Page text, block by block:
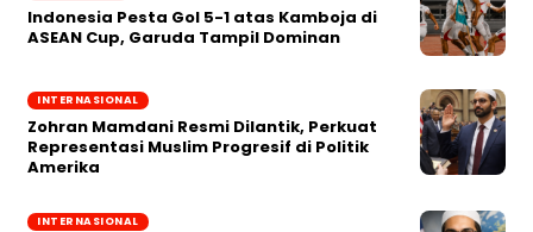
Indonesia Pesta Gol 5-1 atas Kamboja di
ASEAN Cup, Garuda Tampil Dominan
INTERNASIONAL
Zohran Mamdani Resmi Dilantik, Perkuat
Representasi Muslim Progresif di Politik
Amerika
INTERNASIONAL